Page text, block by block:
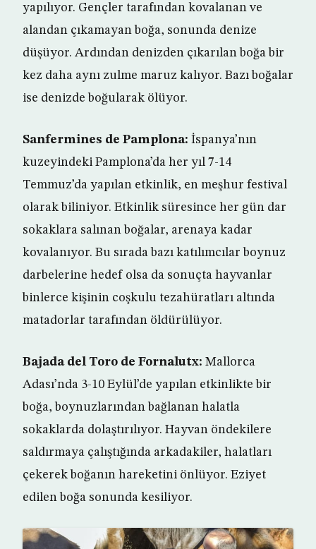
yapılıyor. Gençler tarafından kovalanan ve
alandan çıkamayan boğa, sonunda denize
düşüyor. Ardından denizden çıkarılan boğa bir
kez daha aynı zulme maruz kalıyor. Bazı boğalar
ise denizde boğularak ölüyor.
Sanfermines de Pamplona: İspanya’nın
kuzeyindeki Pamplona’da her yıl 7-14
Temmuz’da yapılan etkinlik, en meşhur festival
olarak biliniyor. Etkinlik süresince her gün dar
sokaklara salınan boğalar, arenaya kadar
kovalanıyor. Bu sırada bazı katılımcılar boynuz
darbelerine hedef olsa da sonuçta hayvanlar
binlerce kişinin coşkulu tezahüratları altında
matadorlar tarafından öldürülüyor.
Bajada del Toro de Fornalutx: Mallorca
Adası’nda 3-10 Eylül’de yapılan etkinlikte bir
boğa, boynuzlarından bağlanan halatla
sokaklarda dolaştırılıyor. Hayvan öndekilere
saldırmaya çalıştığında arkadakiler, halatları
çekerek boğanın hareketini önlüyor. Eziyet
edilen boğa sonunda kesiliyor.